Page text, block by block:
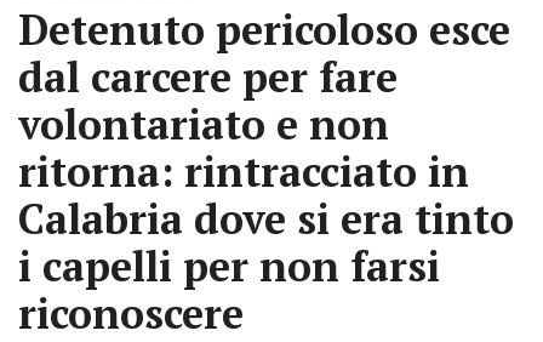
Detenuto pericoloso esce
dal carcere per fare
volontariato e non
ritorna: rintracciato in
Calabria dove si era tinto
i capelli per non farsi
riconoscere